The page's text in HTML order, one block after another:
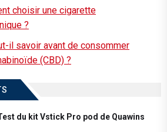
choisir une cigarette
?
il savoir avant de consommer
(CBD) ?
du kit Vstick Pro pod de Quawins